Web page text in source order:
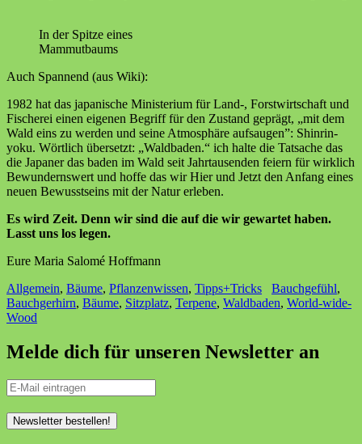
In der Spitze eines
Mammutbaums
Auch Spannend (aus Wiki):
1982 hat das japanische Ministerium für Land-, Forstwirtschaft und
Fischerei einen eigenen Begriff für den Zustand geprägt, „mit dem
Wald eins zu werden und seine Atmosphäre aufsaugen”: Shinrin-
yoku. Wörtlich übersetzt: „Waldbaden.“ ich halte die Tatsache das
die Japaner das baden im Wald seit Jahrtausenden feiern für wirklich
Bewundernswert und hoffe das wir Hier und Jetzt den Anfang eines
neuen Bewusstseins mit der Natur erleben.
Es wird Zeit. Denn wir sind die auf die wir gewartet haben.
Lasst uns los legen.
Eure Maria Salomé Hoffmann
Allgemein, Bäume, Pflanzenwissen, Tipps+Tricks Bauchgefühl,
Bauchgerhirn, Bäume, Sitzplatz, Terpene, Waldbaden, World-wide-
Wood
Melde dich für unseren Newsletter an